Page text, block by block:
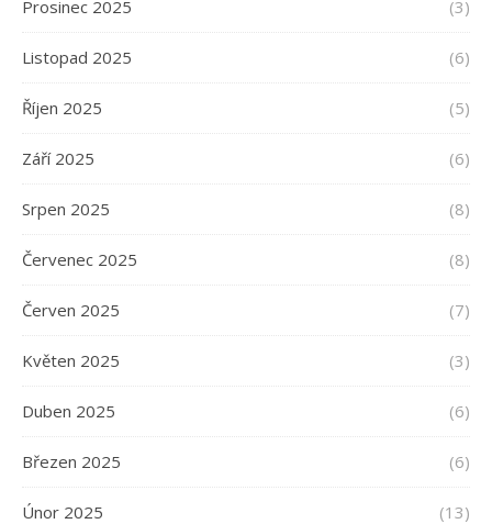
Prosinec 2025 (3)
Listopad 2025 (6)
Říjen 2025 (5)
Září 2025 (6)
Srpen 2025 (8)
Červenec 2025 (8)
Červen 2025 (7)
Květen 2025 (3)
Duben 2025 (6)
Březen 2025 (6)
Únor 2025 (13)